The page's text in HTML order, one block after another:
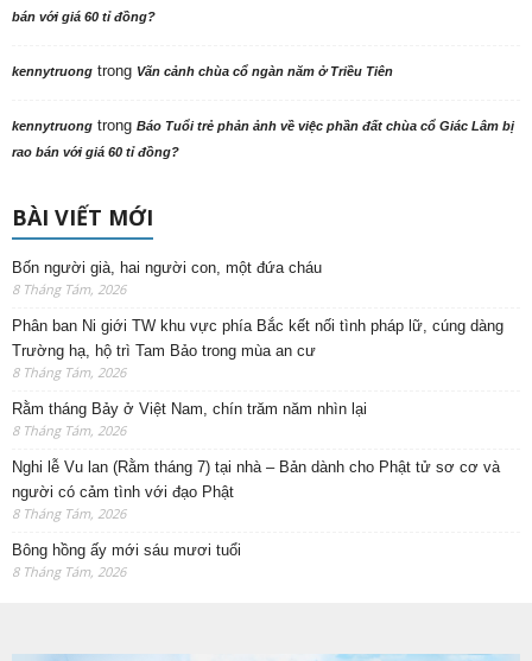
bán với giá 60 tỉ đồng?
kennytruong trong Vãn cảnh chùa cổ ngàn năm ở Triều Tiên
kennytruong trong Báo Tuổi trẻ phản ảnh về việc phần đất chùa cổ Giác Lâm bị
rao bán với giá 60 tỉ đồng?
BÀI VIẾT MỚI
Bốn người già, hai người con, một đứa cháu
8 Tháng Tám, 2026
Phân ban Ni giới TW khu vực phía Bắc kết nối tình pháp lữ, cúng dàng
Trường hạ, hộ trì Tam Bảo trong mùa an cư
8 Tháng Tám, 2026
Rằm tháng Bảy ở Việt Nam, chín trăm năm nhìn lại
8 Tháng Tám, 2026
Nghi lễ Vu lan (Rằm tháng 7) tại nhà – Bản dành cho Phật tử sơ cơ và
người có cảm tình với đạo Phật
8 Tháng Tám, 2026
Bông hồng ấy mới sáu mươi tuổi
8 Tháng Tám, 2026